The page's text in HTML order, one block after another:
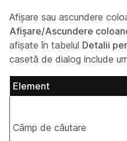
Afișare sau ascundere
Afișare/Ascundere
afișate în tabelul Detalii
casetă de dialog include
Element
Câmp de căutare